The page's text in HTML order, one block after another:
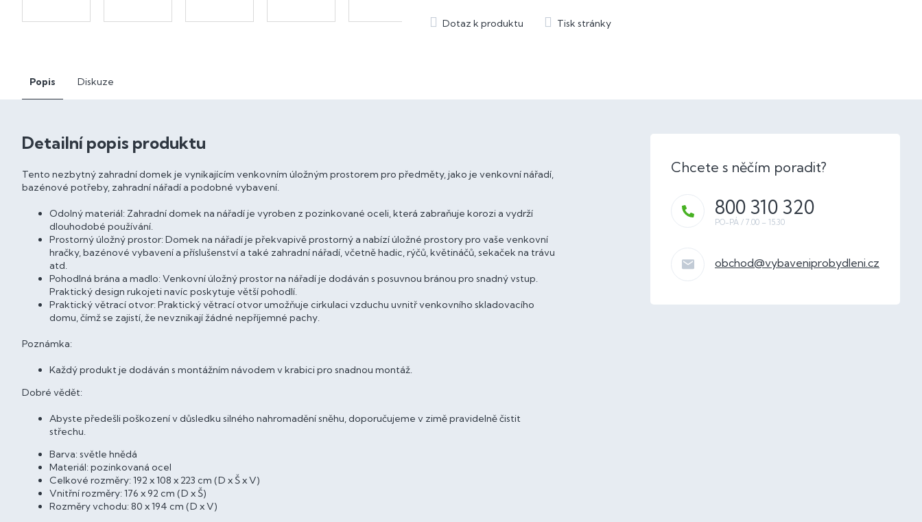
Popis Diskuze
Detailní popis produktu
Tento nezbytný zahradní domek je vynikajícím venkovním úložným prostorem pro předměty, jako je venkovní nářadí,
bazénové potřeby, zahradní nářadí a podobné vybavení.
Odolný materiál: Zahradní domek na nářadí je vyroben z pozinkované oceli, která zabraňuje korozi a vydrží
dlouhodobé používání.
Prostorný úložný prostor: Domek na nářadí je překvapivě prostorný a nabízí úložné prostory pro vaše venkovní
hračky, bazénové vybavení a příslušenství a také zahradní nářadí, včetně hadic, rýčů, květináčů, sekaček na trávu
atd.
Pohodlná brána a madlo: Venkovní úložný prostor na nářadí je dodáván s posuvnou bránou pro snadný vstup.
Praktický design rukojeti navíc poskytuje větší pohodlí.
Praktický větrací otvor: Praktický větrací otvor umožňuje cirkulaci vzduchu uvnitř venkovního skladovacího
domu, čímž se zajistí, že nevznikají žádné nepříjemné pachy.
Poznámka:
Každý produkt je dodáván s montážním návodem v krabici pro snadnou montáž.
Dobré vědět:
Abyste předešli poškození v důsledku silného nahromadění sněhu, doporučujeme v zimě pravidelně čistit
střechu.
Barva: světle hnědá
Materiál: pozinkovaná ocel
Celkové rozměry: 192 x 108 x 223 cm (D x Š x V)
Vnitřní rozměry: 176 x 92 cm (D x Š)
Rozměry vchodu: 80 x 194 cm (D x V)
obchod@vybaveniprobydleni.cz
800 310 320